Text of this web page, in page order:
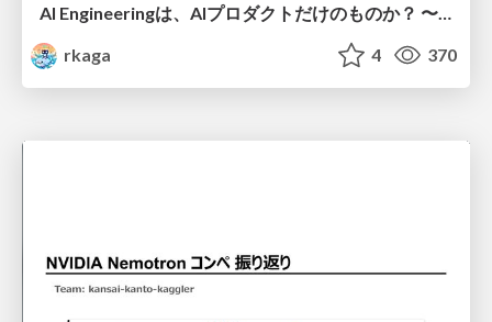
AI Engineeringは、AIプロダクトだけのものか？ 〜AIがソフトウェアを作る時代の新しい当たり前〜 / No AI in your product. AI Engineering in your development.
rkaga
4 370